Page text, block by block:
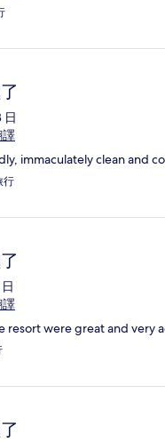
日
譯
immaculately clean and
行
譯
resort were great and very